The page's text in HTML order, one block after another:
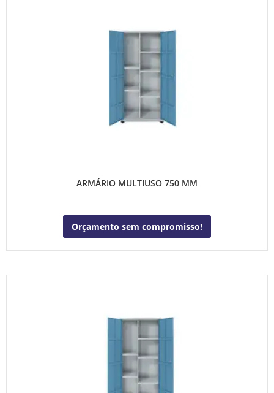
ARMÁRIO MULTIUSO 750 MM
Orçamento sem compromisso!